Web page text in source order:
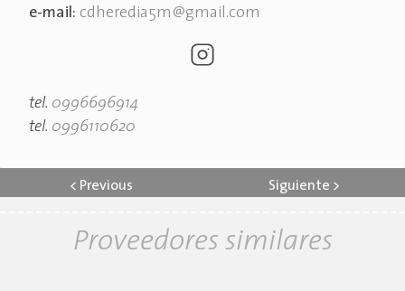
e-mail: cdheredia5m@gmail.com
tel. 0996696914
tel. 0996110620
< Previous Siguiente >
Proveedores similares